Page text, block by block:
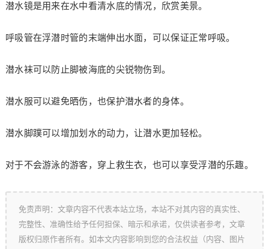
潜水镜是用来在水中看清水底的情况，欣赏美景。
呼吸管在浮潜时管的末端伸出水面，可以保证正常呼吸。
潜水袜可以防止脚被海底的尖锐物伤到。
潜水服可以避免晒伤，也保护潜水者的身体。
潜水脚蹼可以增加划水的动力，让潜水更加轻松。
对于不会游泳的游客，穿上救生衣，也可以享受浮潜的乐趣。
免责声明：文章内容不代表本站立场，本站不对其内容的真实性、
完整性、准确性给予任何担保、暗示和承诺，仅供读者参考，文章
版权归原作者所有。如本文内容影响到您的合法权益（内容、图片